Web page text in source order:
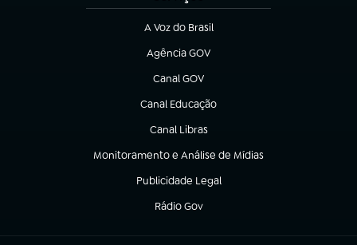
A Voz do Brasil
(abre em nova aba)
Agência GOV
(abre em nova aba)
Canal GOV
(abre em nova aba)
Canal Educação
(abre em nova aba)
Canal Libras
(abre em nova aba)
Monitoramento e Análise de Mídias
(abre em nova aba)
Publicidade Legal
(abre em nova aba)
Rádio Gov
(abre em nova aba)